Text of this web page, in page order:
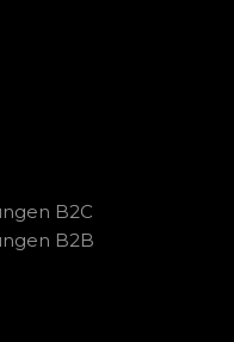
B2C
B2B